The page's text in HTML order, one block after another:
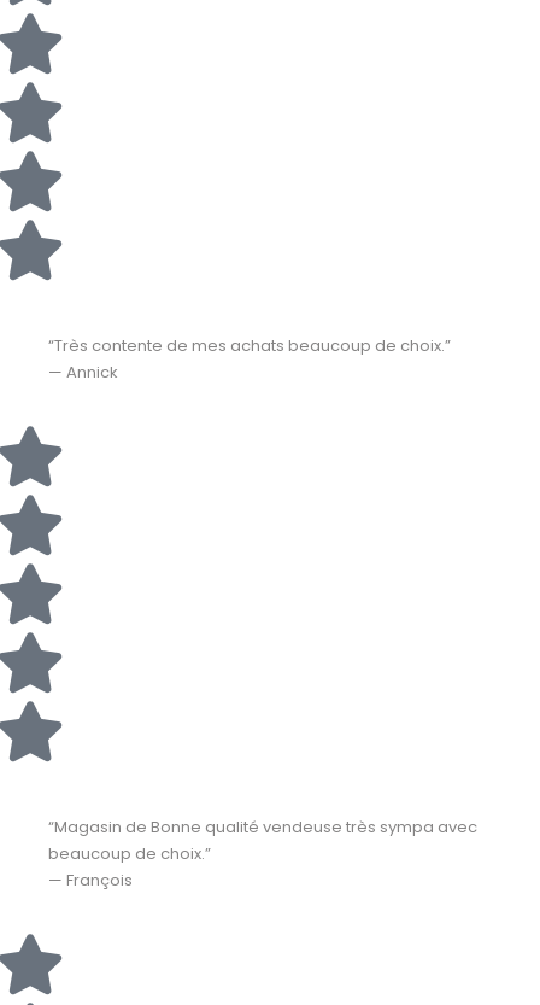
“Très contente de mes achats beaucoup de choix.”
— Annick
“Magasin de Bonne qualité vendeuse très sympa avec
beaucoup de choix.”
— François